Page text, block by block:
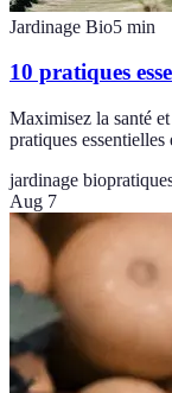
Jardinage Bio5 min
10 pratiques
Maximisez la santé
pratiques essentielles
jardinage bio
Aug 7